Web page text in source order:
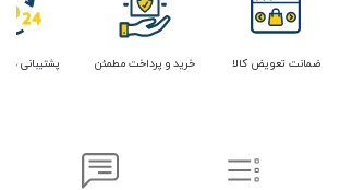
ضمانت تعویض کالا خرید و پرداخت مطمئن پشتیبانی